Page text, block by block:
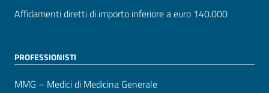
Affidamenti diretti di importo inferiore a euro 140.000
PROFESSIONISTI
MMG – Medici di Medicina Generale